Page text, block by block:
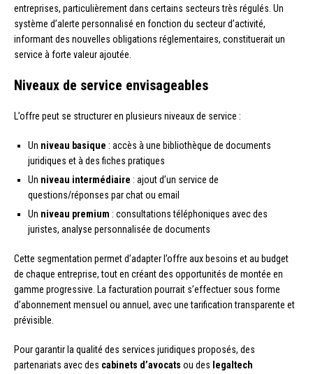
entreprises, particulièrement dans certains secteurs très régulés. Un
système d’alerte personnalisé en fonction du secteur d’activité,
informant des nouvelles obligations réglementaires, constituerait un
service à forte valeur ajoutée.
Niveaux de service envisageables
L’offre peut se structurer en plusieurs niveaux de service :
Un niveau basique : accès à une bibliothèque de documents
juridiques et à des fiches pratiques
Un niveau intermédiaire : ajout d’un service de
questions/réponses par chat ou email
Un niveau premium : consultations téléphoniques avec des
juristes, analyse personnalisée de documents
Cette segmentation permet d’adapter l’offre aux besoins et au budget
de chaque entreprise, tout en créant des opportunités de montée en
gamme progressive. La facturation pourrait s’effectuer sous forme
d’abonnement mensuel ou annuel, avec une tarification transparente et
prévisible.
Pour garantir la qualité des services juridiques proposés, des
partenariats avec des cabinets d’avocats ou des legaltech